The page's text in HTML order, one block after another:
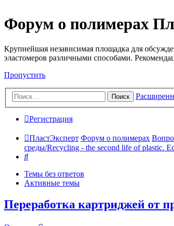
Форум о полимерах
Крупнейшая независимая площадка для
эластомеров различными способами.
Пропустить
Поиск
Регистрация
ПластЭксперт Форум о полимерах
среды/Recycling - the second life of plastic.
Поиск
Темы без ответов
Активные темы
Переработка картриджей от